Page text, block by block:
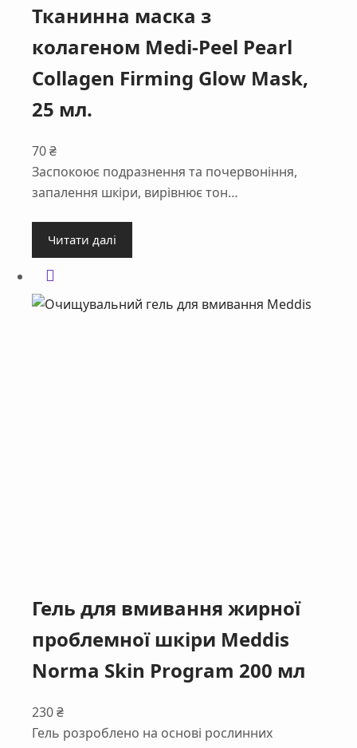
Тканинна маска з
колагеном Medi-Peel Pearl
Collagen Firming Glow Mask,
25 мл.
70₴
Заспокоює подразнення та почервоніння,
запалення шкіри, вирівнює тон…
Читати далі
Гель для вмивання жирної
проблемної шкіри Meddis
Norma Skin Program 200 мл
230₴
Гель розроблено на основі рослинних